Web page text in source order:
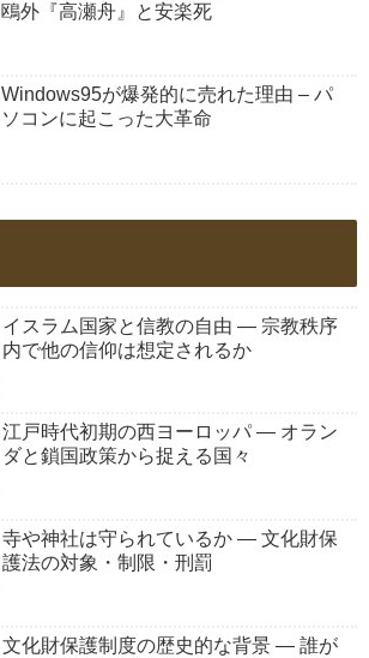
鴎外『高瀬舟』と安楽死
Windows95が爆発的に売れた理由 – パ
ソコンに起こった大革命
イスラム国家と信教の自由 ― 宗教秩序
内で他の信仰は想定されるか
江戸時代初期の西ヨーロッパ ― オラン
ダと鎖国政策から捉える国々
寺や神社は守られているか ― 文化財保
護法の対象・制限・刑罰
文化財保護制度の歴史的な背景 ― 誰が